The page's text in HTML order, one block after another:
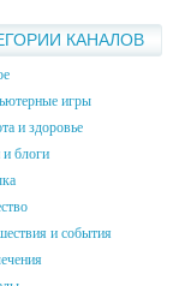
КАНАЛОВ
игры
и здоровье
блоги
и события